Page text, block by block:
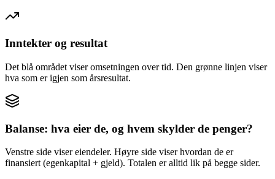
Inntekter og resultat
Det blå området viser omsetningen over tid. Den grønne linjen viser
hva som er igjen som årsresultat.
Balanse: hva eier de, og hvem skylder de penger?
Venstre side viser eiendeler. Høyre side viser hvordan de er
finansiert (egenkapital + gjeld). Totalen er alltid lik på begge sider.